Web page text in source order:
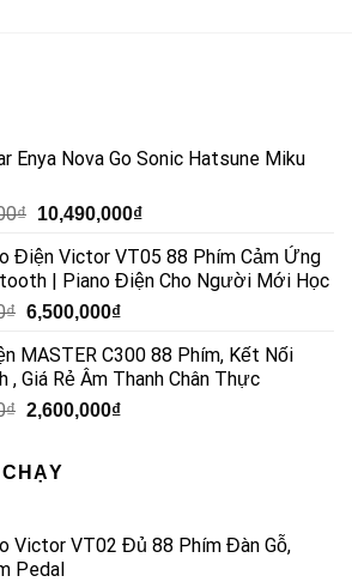
Enya Nova Go Sonic Hatsune Miku
₫ 10,490,000₫
Điện Victor VT05 88 Phím Cảm Ứng
| Piano Điện Cho Người Mới Học
₫ 6,500,000₫
MASTER C300 88 Phím, Kết Nối
, Giá Rẻ Âm Thanh Chân Thực
₫ 2,600,000₫
Victor VT02 Đủ 88 Phím Đàn Gỗ,
Pedal